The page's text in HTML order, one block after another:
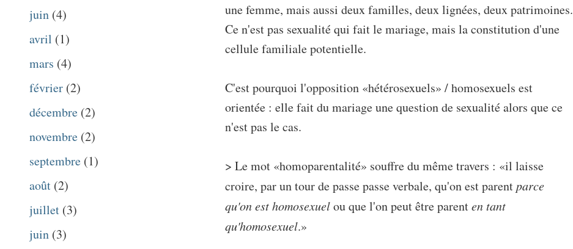
une femme, mais aussi deux familles, deux lignées, deux patrimoines.
Ce n'est pas sexualité qui fait le mariage, mais la constitution d'une
cellule familiale potentielle.
C'est pourquoi l'opposition «hétérosexuels» / homosexuels est
orientée : elle fait du mariage une question de sexualité alors que ce
n'est pas le cas.
> Le mot «homoparentalité» souffre du même travers : «il laisse
croire, par un tour de passe passe verbale, qu'on est parentparce
qu'on est homosexuelou que l'on peut être parenten tant
qu'homosexuel.»
juin (4)
avril (1)
mars (4)
février (2)
décembre (2)
novembre (2)
septembre (1)
août (2)
juillet (3)
juin (3)